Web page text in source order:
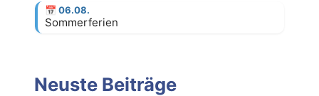
📅 06.08.
Sommerferien
Neuste Beiträge